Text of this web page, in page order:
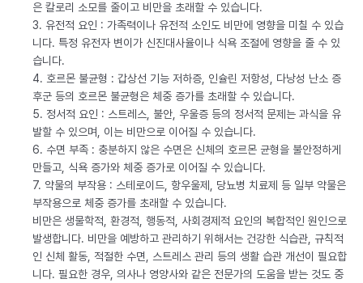
은 칼로리 소모를 줄이고 비만을 초래할 수 있습니다.
3. 유전적 요인 : 가족력이나 유전적 소인도 비만에 영향을 미칠 수 있습
니다. 특정 유전자 변이가 신진대사율이나 식욕 조절에 영향을 줄 수 있
습니다.
4. 호르몬 불균형 : 갑상선 기능 저하증, 인슐린 저항성, 다낭성 난소 증
후군 등의 호르몬 불균형은 체중 증가를 초래할 수 있습니다.
5. 정서적 요인 : 스트레스, 불안, 우울증 등의 정서적 문제는 과식을 유
발할 수 있으며, 이는 비만으로 이어질 수 있습니다.
6. 수면 부족 : 충분하지 않은 수면은 신체의 호르몬 균형을 불안정하게
만들고, 식욕 증가와 체중 증가로 이어질 수 있습니다.
7. 약물의 부작용 : 스테로이드, 항우울제, 당뇨병 치료제 등 일부 약물은
부작용으로 체중 증가를 초래할 수 있습니다.
비만은 생물학적, 환경적, 행동적, 사회경제적 요인의 복합적인 원인으로
발생합니다. 비만을 예방하고 관리하기 위해서는 건강한 식습관, 규칙적
인 신체 활동, 적절한 수면, 스트레스 관리 등의 생활 습관 개선이 필요합
니다. 필요한 경우, 의사나 영양사와 같은 전문가의 도움을 받는 것도 중